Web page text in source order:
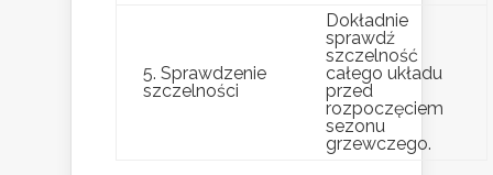
5. Sprawdzenie
szczelności
Dokładnie
sprawdź
szczelność
całego układu
przed
rozpoczęciem
sezonu
grzewczego.